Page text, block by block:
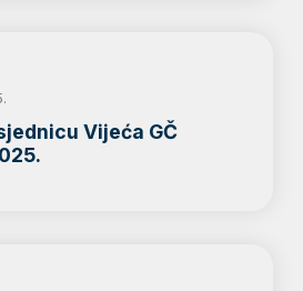
Vijeća GČ